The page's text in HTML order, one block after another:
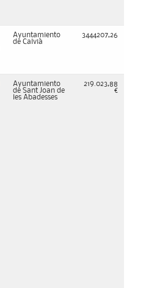
Ayuntamiento
de Calvià
3444207,26
Ayuntamiento
de Sant Joan de
les Abadesses
219.023,88
€